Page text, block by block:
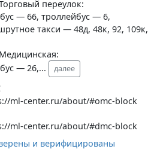
переулок:
— 66, троллейбус — 6,
такси — 48д, 48к, 92, 109к,
— 26,... далее
ml-center.ru/about/#omc-block
ml-center.ru/about/#dmc-block
и верифицированы